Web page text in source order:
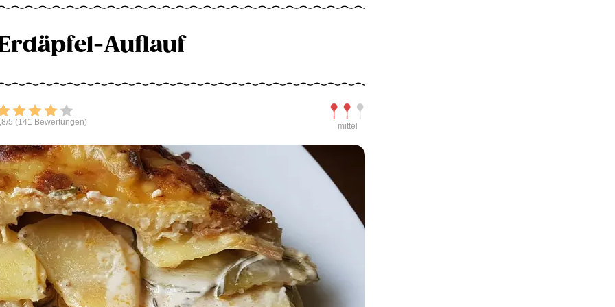
Auflauf
Bewerten
5 (141 Bewertungen)
Schwierigkeit
mittel